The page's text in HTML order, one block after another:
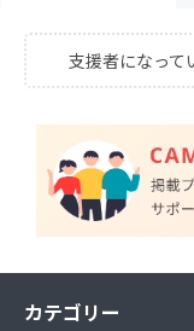
支援者になって
カテゴリー